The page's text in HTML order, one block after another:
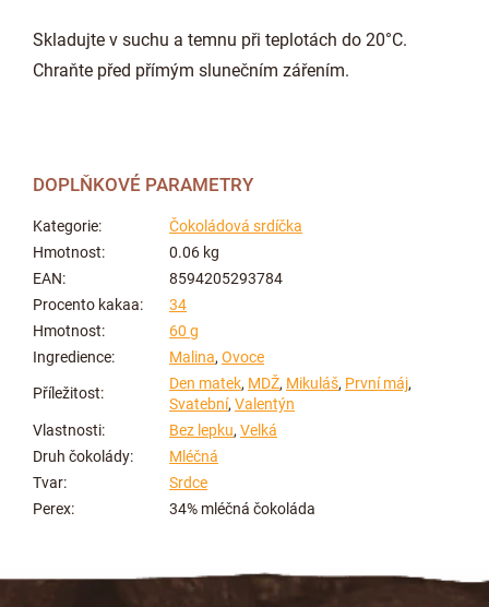
Skladujte v suchu a temnu při teplotách do 20°C.
Chraňte před přímým slunečním zářením.
DOPLŇKOVÉ PARAMETRY
Kategorie:
Čokoládová srdíčka
Hmotnost:
0.06 kg
EAN:
8594205293784
Procento kakaa:
34
Hmotnost:
60 g
Ingredience: Malina, Ovoce
Příležitost:
Den matek, MDŽ, Mikuláš, První máj,
Svatební, Valentýn
Vlastnosti: Bez lepku, Velká
Druh čokolády:
Mléčná
Tvar:
Srdce
Perex: 34% mléčná čokoláda
Z